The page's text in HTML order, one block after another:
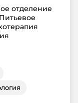
отделение